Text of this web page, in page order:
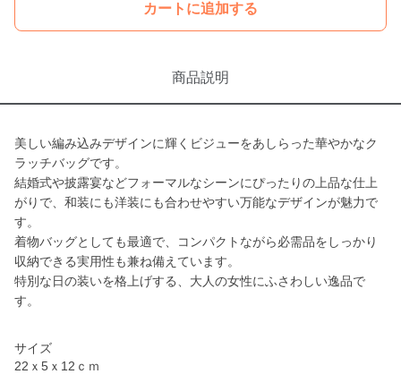
カートに追加する
商品説明
美しい編み込みデザインに輝くビジューをあしらった華やかなク
ラッチバッグです。
結婚式や披露宴などフォーマルなシーンにぴったりの上品な仕上
がりで、和装にも洋装にも合わせやすい万能なデザインが魅力で
す。
着物バッグとしても最適で、コンパクトながら必需品をしっかり
収納できる実用性も兼ね備えています。
特別な日の装いを格上げする、大人の女性にふさわしい逸品で
す。
サイズ
22ｘ5ｘ12ｃｍ